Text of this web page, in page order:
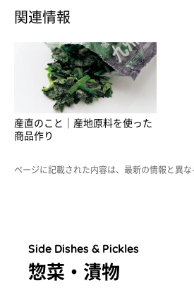
関連情報
産直のこと｜産地原料を使った
商品作り
ページに記載された内容は、最新の情報と異な
Side Dishes & Pickles
惣菜・漬物